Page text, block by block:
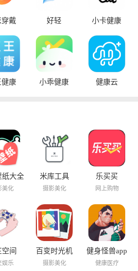
戴 好轻 小卡健康
健康 小乖健康 健康云
纸大全
美化
米库工具
摄影美化
乐买买
网上购物
空间
娱乐
百变时光机
摄影美化
健身怪兽app
健康医疗